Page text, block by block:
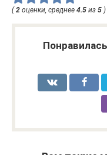
( 2 оценки, среднее 4.5 из 5 )